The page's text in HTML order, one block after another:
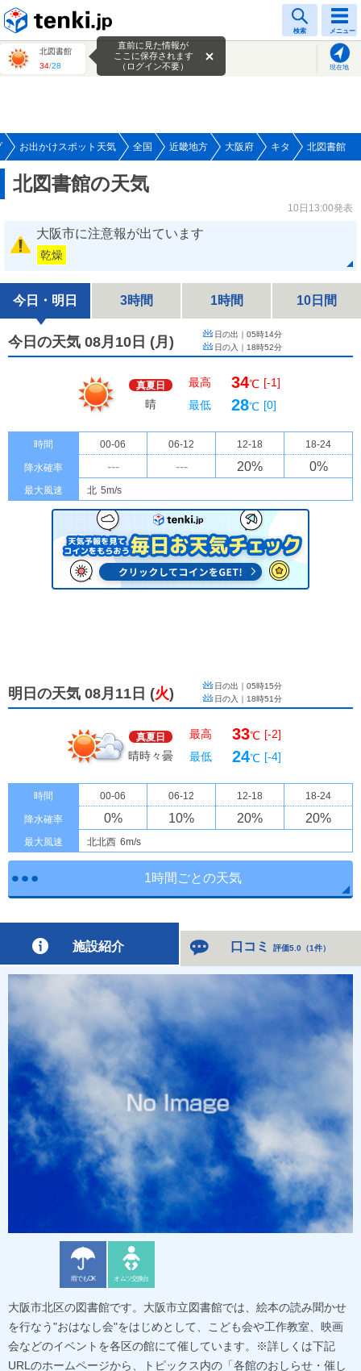
検索 メニュー
北図書館
34/28 現在地
直前に見た情報が
ここに保存されます
（ログイン不要）
お出かけスポット天気 全国 近畿地方 大阪府 キタ 北図書館
北図書館の天気
10日13:00発表
大阪市に注意報が出ています
乾燥
今日・明日 3時間 1時間 10日間
今日の天気 08月10日 (月 ) 日の出｜ 05時14分
日の入｜ 18時52分
真夏日
晴
最高 34℃ [-1]
最低
28℃ [0]
時間 00-06 06-12 12-18 18-24
降水確率 --- --- 20% 0%
最大風速 北 5m/s
明日の天気 08月11日 (火) 日の出｜ 05時15分
日の入｜ 18時51分
真夏日
晴時々曇
最高 33℃ [-2]
最低
24℃ [-4]
時間 00-06 06-12 12-18 18-24
降水確率 0% 10% 20% 20%
最大風速 北北西 6m/s
1時間ごとの天気
施設紹介 口コミ 評価5.0 （1件）
雨でもOK オムツ交換台
大阪市北区の図書館です。大阪市立図書館では、絵本の読み聞かせ
を行なう"おはなし会"をはじめとして、こども会や工作教室、映画
会などのイベントを各区の館にて催しています。※詳しくは下記
URLのホームページから、トピックス内の「各館のおしらせ・催し